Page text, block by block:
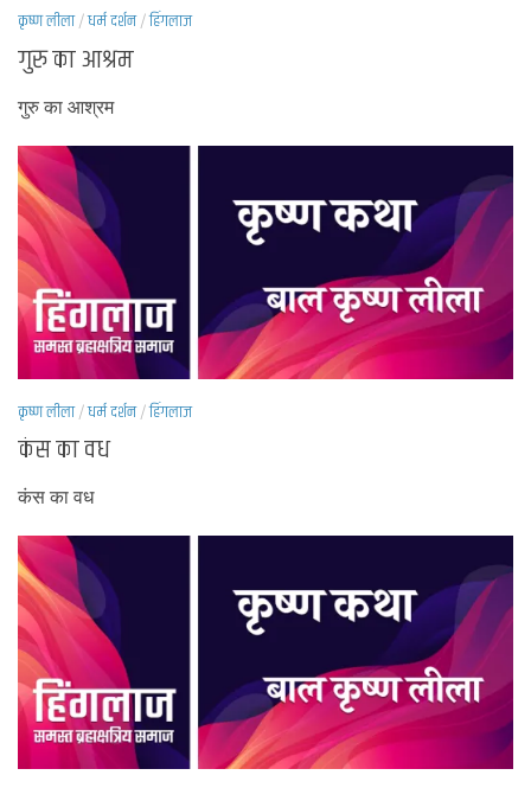
कृष्ण लीला/धर्म दर्शन/हिंगलाज
गुरु का आश्रम
गुरु का आश्रम
कृष्ण लीला/धर्म दर्शन/हिंगलाज
कंस का वध
कंस का वध